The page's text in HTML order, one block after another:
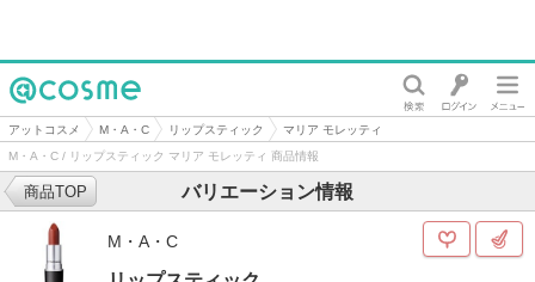
@cosme
アットコスメ M・A・C リップスティック
マリア モレッティ
M・A・C / リップスティック マリア モレッティ 商品情報
バリエーション情報
商品TOP
M・A・C